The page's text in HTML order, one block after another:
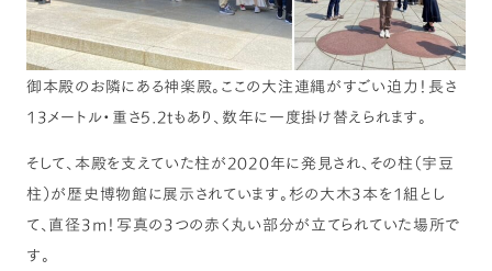
御本殿のお隣にある神楽殿。ここの大注連縄がすごい迫力！長さ
13メートル・重さ5.2tもあり、数年に一度掛け替えられます。
そして、本殿を支えていた柱が2020年に発見され、その柱（宇豆
柱）が歴史博物館に展示されています。杉の大木3本を1組とし
て、直径3m！写真の3つの赤く丸い部分が立てられていた場所で
す。